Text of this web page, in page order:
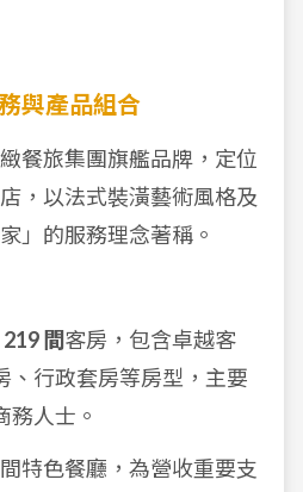
與產品組合
餐旅集團旗艦品牌，定位
，以法式裝潢藝術風格及
」的服務理念著稱。
219 間客房，包含卓越客
、行政套房等房型，主要
務人士。
特色餐廳，為營收重要支